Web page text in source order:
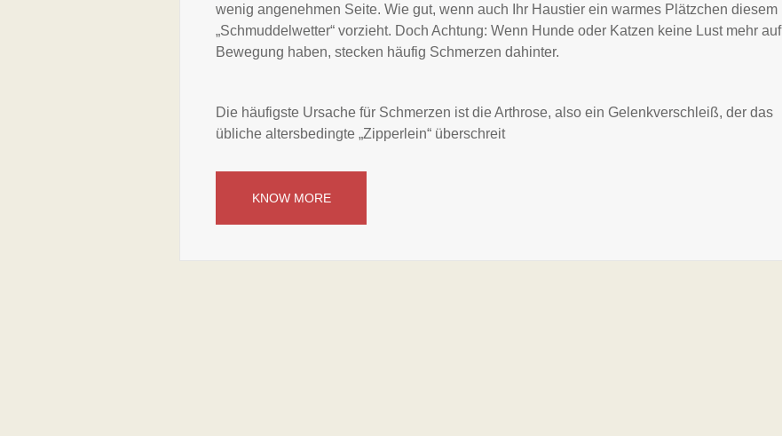
wenig angenehmen Seite. Wie gut, wenn auch Ihr Haustier ein warmes Plätzchen diesem
„Schmuddelwetter“ vorzieht. Doch Achtung: Wenn Hunde oder Katzen keine Lust mehr auf
Bewegung haben, stecken häufig Schmerzen dahinter.
Die häufigste Ursache für Schmerzen ist die Arthrose, also ein Gelenkverschleiß, der das
übliche altersbedingte „Zipperlein“ überschreit
KNOW MORE